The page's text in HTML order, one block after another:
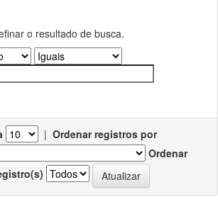
o resultado de busca.
| Ordenar registros por
Ordenar